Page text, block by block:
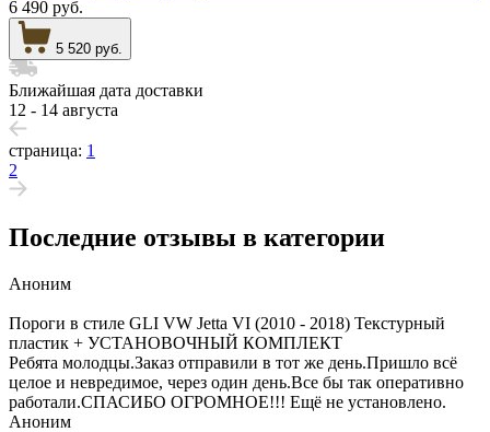
6 490 руб.
5 520 руб.
Ближайшая дата доставки
12 - 14 августа
страница: 1
2
Последние отзывы в категории
Аноним
Пороги в стиле GLI VW Jetta VI (2010 - 2018) Текстурный
пластик + УСТАНОВОЧНЫЙ КОМПЛЕКТ
Ребята молодцы.Заказ отправили в тот же день.Пришло всё
целое и невредимое, через один день.Все бы так оперативно
работали.СПАСИБО ОГРОМНОЕ!!! Ещё не установлено.
Аноним